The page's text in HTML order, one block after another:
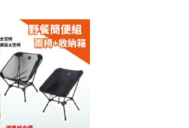
88折
$2680 露營椅 蛋捲桌
$2400 露營椅 蛋捲桌 三層架
救生衣兩件優惠組
SET
魔方收納箱(含桌板)
王 單人充氣床墊
NUIT 金士曼 鋁合金五段椅
$888
冒險王 自動充氣睡墊床 10CM 可
一款 享加購NTC114A沙發套
努特 金牌特務 鋁合金五段椅
布魯斯 折疊布面三層架
NUIT 三角衛星 輕量太空椅
NUIT 四角衛星 輕量太空椅
鋁合金雙針營柱320cm
NUIT 傑森 鋁合金扶手輕量椅
森友會 鋁合金三段低腳椅 鐵灰色
限量背面圖印
NUIT 霹靂遊俠 三段椅 透氣網布
叉二通管營柱優惠套組
酷滑板桌 (四入以上享單入$500優
布鋁合金小川椅